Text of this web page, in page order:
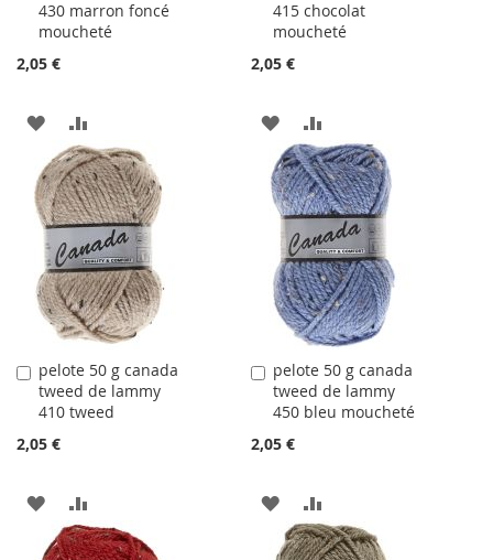
430 marron foncé
moucheté
2,05 €
panier
AJOUTER
À
LA
LISTE
D'ACHATS
AU
COMPARATEUR
415 chocolat
moucheté
2,05 €
panier
AJOUTER
À
LA
LISTE
D'ACHATS
AU
COMPARATEUR
pelote 50 g canada
tweed de lammy
410 tweed
2,05 €
Ajouter
au
panier
AJOUTER
À
AU
pelote 50 g canada
tweed de lammy
450 bleu moucheté
2,05 €
Ajouter
au
panier
AJOUTER
À
AU